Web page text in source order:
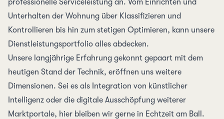
professionelle Serviceleistung an. Vom Einrichten und
Unterhalten der Wohnung über Klassifizieren und
Kontrollieren bis hin zum stetigen Optimieren, kann unsere
Dienstleistungsportfolio alles abdecken.
Unsere langjährige Erfahrung gekonnt gepaart mit dem
heutigen Stand der Technik, eröffnen uns weitere
Dimensionen. Sei es als Integration von künstlicher
Intelligenz oder die digitale Ausschöpfung weiterer
Marktportale, hier bleiben wir gerne in Echtzeit am Ball.